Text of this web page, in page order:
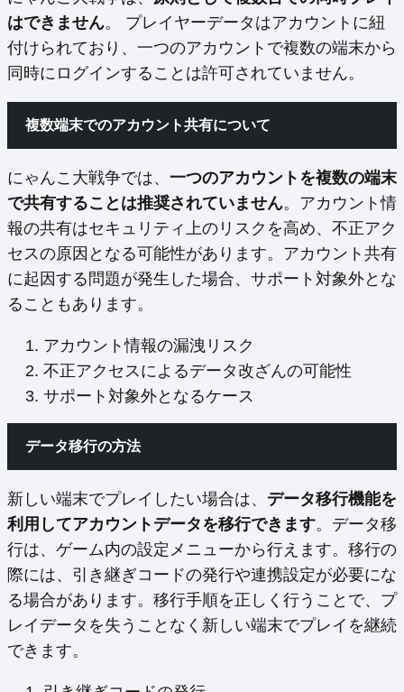
はできません。 プレイヤーデータはアカウントに紐
付けられており、一つのアカウントで複数の端末から
同時にログインすることは許可されていません。
複数端末でのアカウント共有について
にゃんこ大戦争では、 一つのアカウントを複数の端末
で共有することは推奨されていません。アカウント情
報の共有はセキュリティ上のリスクを高め、不正アク
セスの原因となる可能性があります。アカウント共有
に起因する問題が発生した場合、サポート対象外とな
ることもあります。
アカウント情報の漏洩リスク
不正アクセスによるデータ改ざんの可能性
サポート対象外となるケース
データ移行の方法
新しい端末でプレイしたい場合は、 データ移行機能を
利用してアカウントデータを移行できます。データ移
行は、ゲーム内の設定メニューから行えます。移行の
際には、引き継ぎコードの発行や連携設定が必要にな
る場合があります。移行手順を正しく行うことで、プ
レイデータを失うことなく新しい端末でプレイを継続
できます。